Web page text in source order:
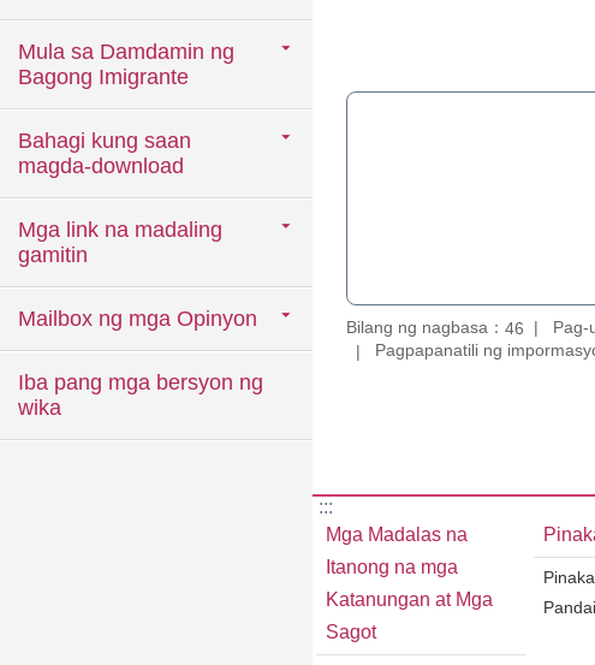
Mula sa Damdamin ng
Bagong Imigrante
Bahagi kung saan
magda-download
Mga link na madaling
gamitin
Mailbox ng mga Opinyon
Iba pang mga bersyon ng
wika
Bilang ng nagbasa： 46 Pag-
Pagpapanatili ng
:::
Mga Madalas na
Itanong na mga
Katanungan at Mga
Sagot